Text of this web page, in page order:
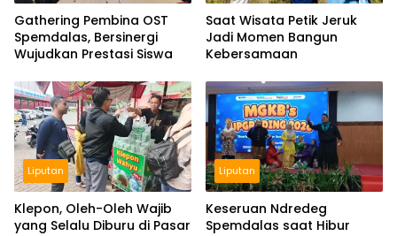
Gathering Pembina OST
Spemdalas, Bersinergi
Wujudkan Prestasi Siswa
Saat Wisata Petik Jeruk
Jadi Momen Bangun
Kebersamaan
Liputan
Klepon, Oleh-Oleh Wajib
yang Selalu Diburu di Pasar
Liputan
Keseruan Ndredeg
Spemdalas saat Hibur